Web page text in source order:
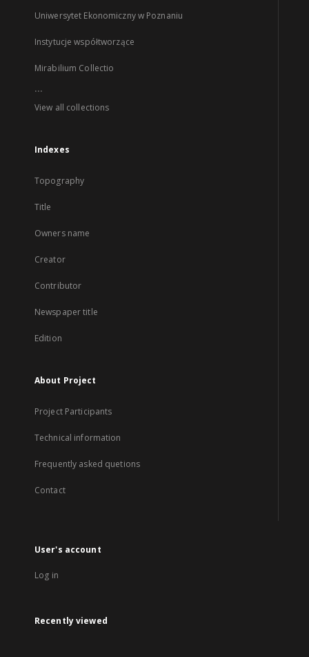
Uniwersytet Ekonomiczny w Poznaniu
Instytucje współtworzące
Mirabilium Collectio
...
View all collections
Indexes
Topography
Title
Owners name
Creator
Contributor
Newspaper title
Edition
About Project
Project Participants
Technical information
Frequently asked quetions
Contact
User's account
Log in
Recently viewed